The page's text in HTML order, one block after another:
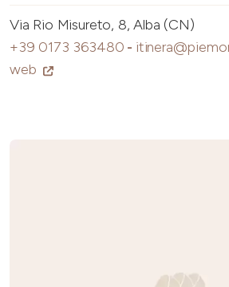
Via Rio Misureto, 8, Alba (CN)
+39 0173 363480 -
web